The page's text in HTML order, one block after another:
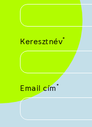
Keresztnév*
Email cím*